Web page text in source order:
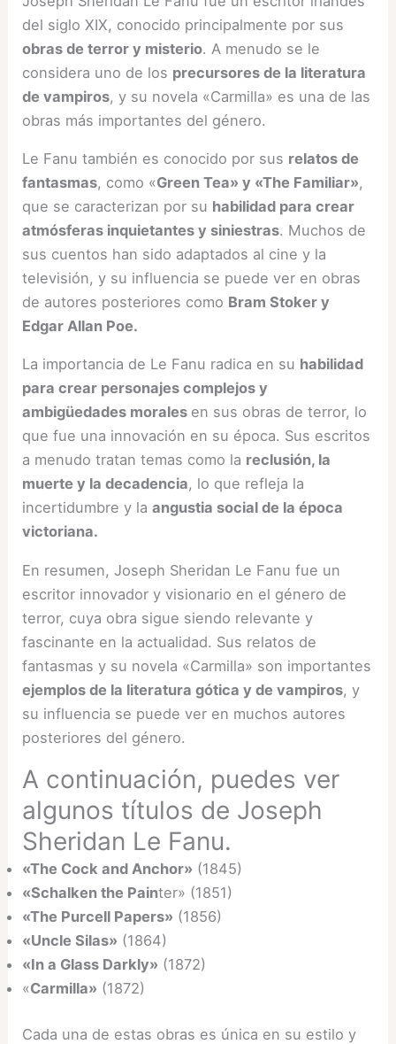
del siglo XIX, conocido principalmente por sus
obras de terror y misterio. A menudo se le
considera uno de los precursores de la literatura
de vampiros, y su novela «Carmilla» es una de las
obras más importantes del género.
Le Fanu también es conocido por sus relatos de
fantasmas, como «Green Tea» y «The Familiar»,
que se caracterizan por su habilidad para crear
atmósferas inquietantes y siniestras. Muchos de
sus cuentos han sido adaptados al cine y la
televisión, y su influencia se puede ver en obras
de autores posteriores como Bram Stoker y
Edgar Allan Poe.
La importancia de Le Fanu radica en su habilidad
para crear personajes complejos y
ambigüedades morales en sus obras de terror, lo
que fue una innovación en su época. Sus escritos
a menudo tratan temas como la reclusión, la
muerte y la decadencia, lo que refleja la
incertidumbre y laangustia social de la época
victoriana.
En resumen, Joseph Sheridan Le Fanu fue un
escritor innovador y visionario en el género de
terror, cuya obra sigue siendo relevante y
fascinante en la actualidad. Sus relatos de
fantasmas y su novela «Carmilla» son importantes
ejemplos de la literatura gótica y de vampiros, y
su influencia se puede ver en muchos autores
posteriores del género.
A continuación, puedes ver
algunos títulos de Joseph
Sheridan Le Fanu.
«The Cock and Anchor» (1845)
«Schalken the Painter» (1851)
«The Purcell Papers» (1856)
«Uncle Silas» (1864)
«In a Glass Darkly» (1872)
«Carmilla» (1872)
Cada una de estas obras es única en su estilo y